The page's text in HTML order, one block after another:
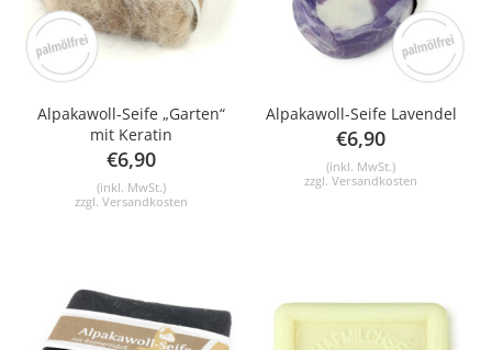
Alpakawoll-Seife „Garten“
mit Keratin
€6,90
(inkl. MwSt.)
zzgl. Versandkosten
Alpakawoll-Seife Lavendel
€6,90
(inkl. MwSt.)
zzgl.Versandkosten